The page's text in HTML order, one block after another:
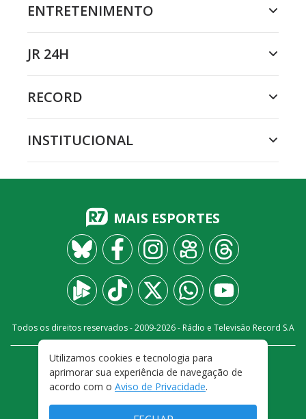
ENTRETENIMENTO
JR 24H
RECORD
INSTITUCIONAL
MAIS ESPORTES
Todos os direitos reservados - 2009-2026- Rádio e Televisão Record S.A
FALE CONOSCO
PRIVACIDADE
TERMOS E CONDIÇÕES DE USO
Utilizamos cookies e tecnologia para
aprimorar sua experiência de navegação de
acordo com o Aviso de Privacidade.